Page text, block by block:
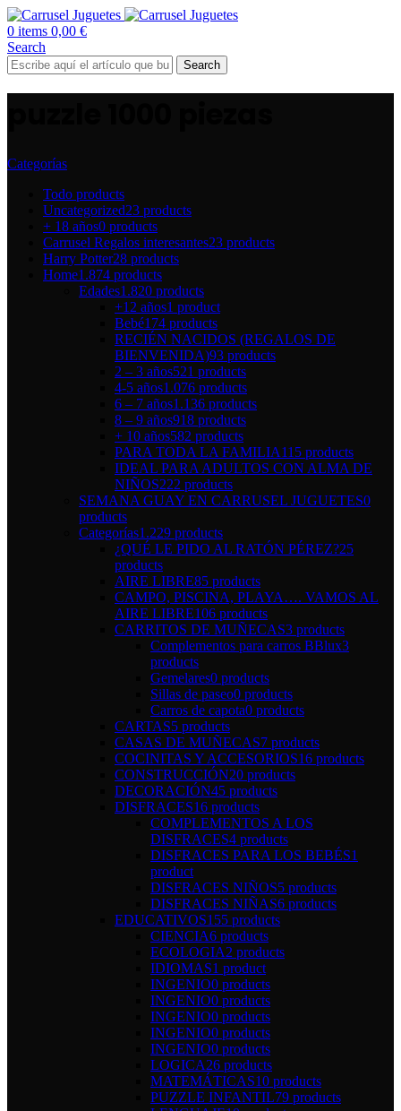
0 items 0,00 €
Search
Search
Categorías
Todo products
Uncategorized23 products
+ 18 años0 products
Carrusel Regalos interesantes23 products
Harry Potter28 products
Home1.874 products
Edades1.820 products
+12 años1 product
Bebé174 products
RECIÉN NACIDOS (REGALOS DE
BIENVENIDA)93 products
2 – 3 años521 products
4-5 años1.076 products
6 – 7 años1.136 products
8 – 9 años918 products
+ 10 años582 products
PARA TODA LA FAMILIA115 products
IDEAL PARA ADULTOS CON ALMA DE
NIÑOS222 products
SEMANA GUAY EN CARRUSEL JUGUETES0
products
Categorías1.229 products
¿QUÉ LE PIDO AL RATÓN PÉREZ?25
products
AIRE LIBRE85 products
CAMPO, PISCINA, PLAYA…. VAMOS AL
AIRE LIBRE106 products
CARRITOS DE MUÑECAS3 products
Complementos para carros BBlux3
products
Gemelares0 products
Sillas de paseo0 products
Carros de capota0 products
CARTAS5 products
CASAS DE MUÑECAS7 products
COCINITAS Y ACCESORIOS16 products
CONSTRUCCIÓN20 products
DECORACIÓN45 products
DISFRACES16 products
COMPLEMENTOS A LOS
DISFRACES4 products
DISFRACES PARA LOS BEBÉS1
product
DISFRACES NIÑOS5 products
DISFRACES NIÑAS6 products
EDUCATIVOS155 products
CIENCIA6 products
ECOLOGIA2 products
IDIOMAS1 product
INGENIO0 products
INGENIO0 products
INGENIO0 products
INGENIO0 products
INGENIO0 products
LOGICA26 products
MATEMÁTICAS10 products
PUZZLE INFANTIL79 products